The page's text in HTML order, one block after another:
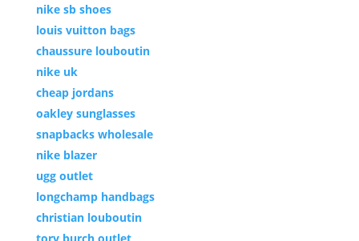
nike sb shoes
louis vuitton bags
chaussure louboutin
nike uk
cheap jordans
oakley sunglasses
snapbacks wholesale
nike blazer
ugg outlet
longchamp handbags
christian louboutin
tory burch outlet